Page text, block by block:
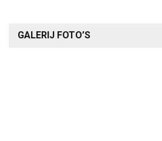
GALERIJ FOTO’S